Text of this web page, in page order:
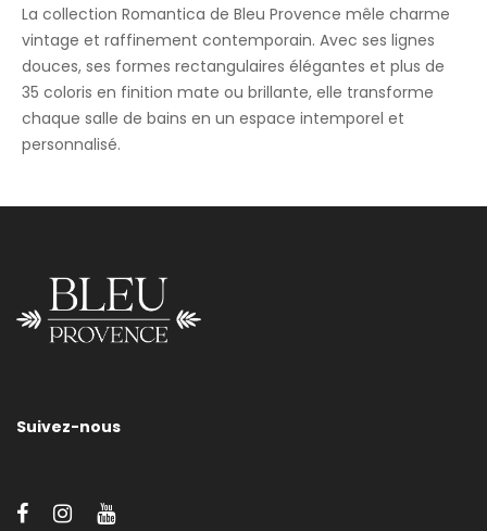
La collection Romantica de Bleu Provence mêle charme
vintage et raffinement contemporain. Avec ses lignes
douces, ses formes rectangulaires élégantes et plus de
35 coloris en finition mate ou brillante, elle transforme
chaque salle de bains en un espace intemporel et
personnalisé.
Suivez-nous